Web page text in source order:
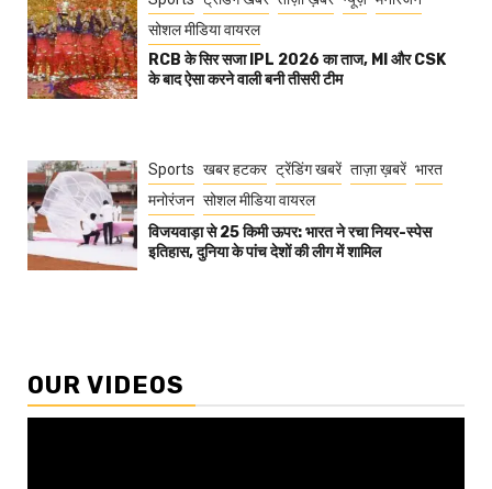
सोशल मीडिया वायरल
RCB के सिर सजा IPL 2026 का ताज, MI और CSK
के बाद ऐसा करने वाली बनी तीसरी टीम
Sports खबर हटकर ट्रेंडिंग खबरें ताज़ा ख़बरें भारत
मनोरंजन सोशल मीडिया वायरल
विजयवाड़ा से 25 किमी ऊपर: भारत ने रचा नियर-स्पेस
इतिहास, दुनिया के पांच देशों की लीग में शामिल
OUR VIDEOS